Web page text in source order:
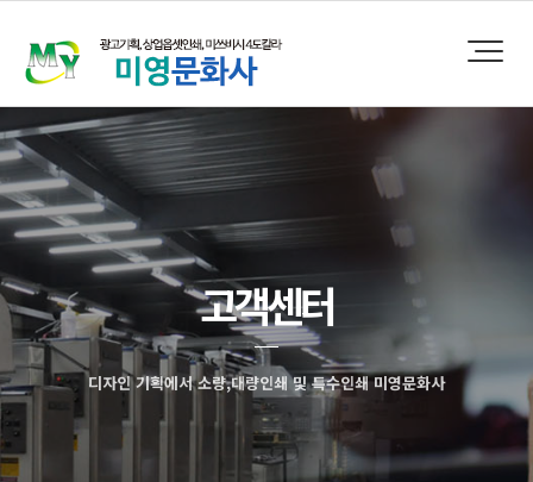
고객센터
디자인 기획에서 소량,대량인쇄 및 특수인쇄 미영문화사